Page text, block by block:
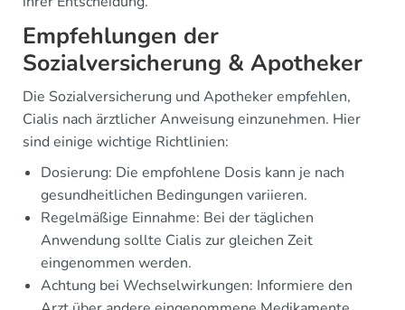
Empfehlungen der
Sozialversicherung & Apotheker
Die Sozialversicherung und Apotheker empfehlen,
Cialis nach ärztlicher Anweisung einzunehmen. Hier
sind einige wichtige Richtlinien:
Dosierung: Die empfohlene Dosis kann je nach
gesundheitlichen Bedingungen variieren.
Regelmäßige Einnahme: Bei der täglichen
Anwendung sollte Cialis zur gleichen Zeit
eingenommen werden.
Achtung bei Wechselwirkungen: Informiere den